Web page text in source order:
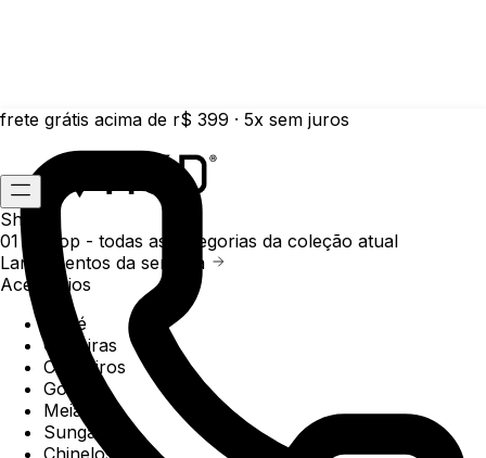
frete grátis acima de r$ 399 · 5x sem juros
Shop
01 /
Shop - todas as categorias da coleção atual
Lançamentos da semana
Acessórios
Boné
Carteiras
Chaveiros
Gorros
Meias
Sunga
Chinelos